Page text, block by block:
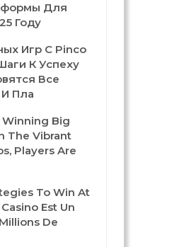
Для
Году
Игр С Pinco
К Успеху
Все
Пла
Winning Big
The Vibrant
Players Are
To Win At
Est Un
De